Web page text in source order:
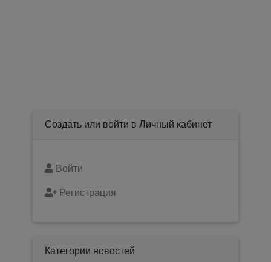
Создать или войти в Личный кабинет
Войти
Регистрация
Категории новостей